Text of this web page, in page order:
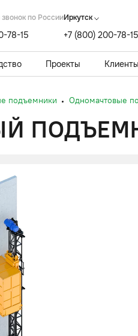
по России
78-15
Иркутск
+7 (800) 200-78-15
Проекты Клиенты
подъемники Одномачтовые